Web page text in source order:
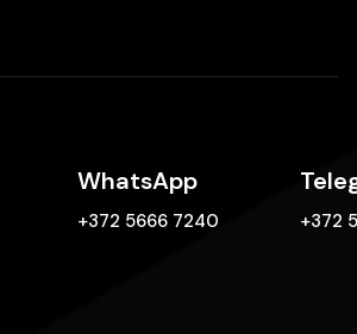
WhatsApp
+372 5666 7240 +372